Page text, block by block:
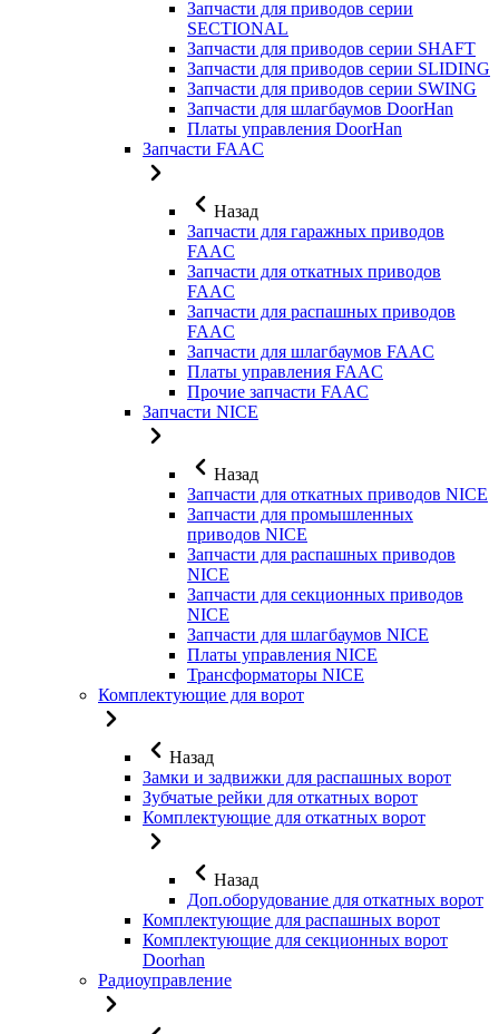
Запчасти для приводов серии
SECTIONAL
Запчасти для приводов серии SHAFT
Запчасти для приводов серии SLIDING
Запчасти для приводов серии SWING
Запчасти для шлагбаумов DoorHan
Платы управления DoorHan
Запчасти FAAC
Назад
Запчасти для гаражных приводов
FAAC
Запчасти для откатных приводов
FAAC
Запчасти для распашных приводов
FAAC
Запчасти для шлагбаумов FAAC
Платы управления FAAC
Прочие запчасти FAAC
Запчасти NICE
Назад
Запчасти для откатных приводов NICE
Запчасти для промышленных
приводов NICE
Запчасти для распашных приводов
NICE
Запчасти для секционных приводов
NICE
Запчасти для шлагбаумов NICE
Платы управления NICE
Трансформаторы NICE
Комплектующие для ворот
Назад
Замки и задвижки для распашных ворот
Зубчатые рейки для откатных ворот
Комплектующие для откатных ворот
Назад
Доп.оборудование для откатных ворот
Комплектующие для распашных ворот
Комплектующие для секционных ворот
Doorhan
Радиоуправление